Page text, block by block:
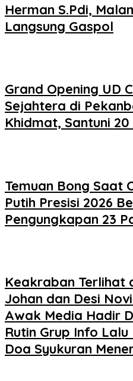
Herman S.Pdi,
Langsung Gaspol
Grand Opening UD
Sejahtera di
Khidmat, Santuni
Temuan Bong Saat
Putih Presisi 2026
Pengungkapan 23
Keakraban Terlihat
Johan dan Desi
Awak Media Hadir
Rutin Grup Info
Doa Syukuran